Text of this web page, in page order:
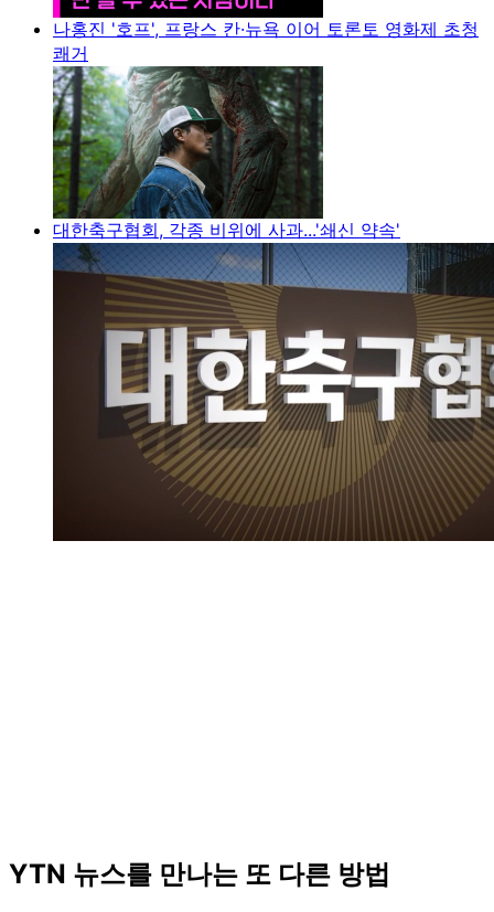
나홍진 '호프', 프랑스 칸·뉴욕 이어 토론토 영화제 초청
쾌거
대한축구협회, 각종 비위에 사과...'쇄신 약속'
YTN 뉴스를 만나는 또 다른 방법